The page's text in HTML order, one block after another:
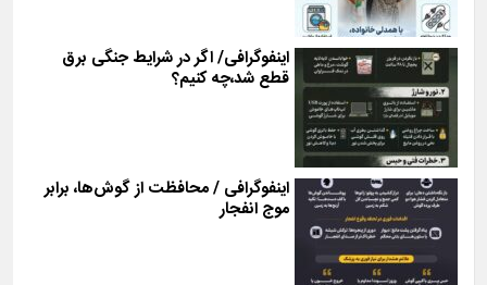
اینفوگرافی/ اگر در شرایط جنگی برق
قطع شد،چه کنیم؟
اینفوگرافی / محافظت از گوش‌ها، برابر
موج انفجار